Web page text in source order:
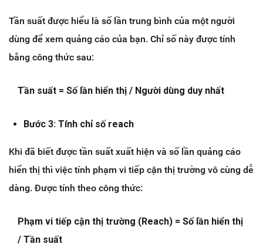
Tần suất được hiểu là số lần trung bình của một người
dùng để xem quảng cáo của bạn. Chỉ số này được tính
bằng công thức sau:
Tần suất = Số lần hiển thị / Người dùng duy nhất
Bước 3: Tính chỉ số reach
Khi đã biết được tần suất xuất hiện và số lần quảng cáo
hiển thị thì việc tính phạm vi tiếp cận thị trường vô cùng dễ
dàng. Được tính theo công thức:
Phạm vi tiếp cận thị trường (Reach) = Số lần hiển thị
/ Tần suất